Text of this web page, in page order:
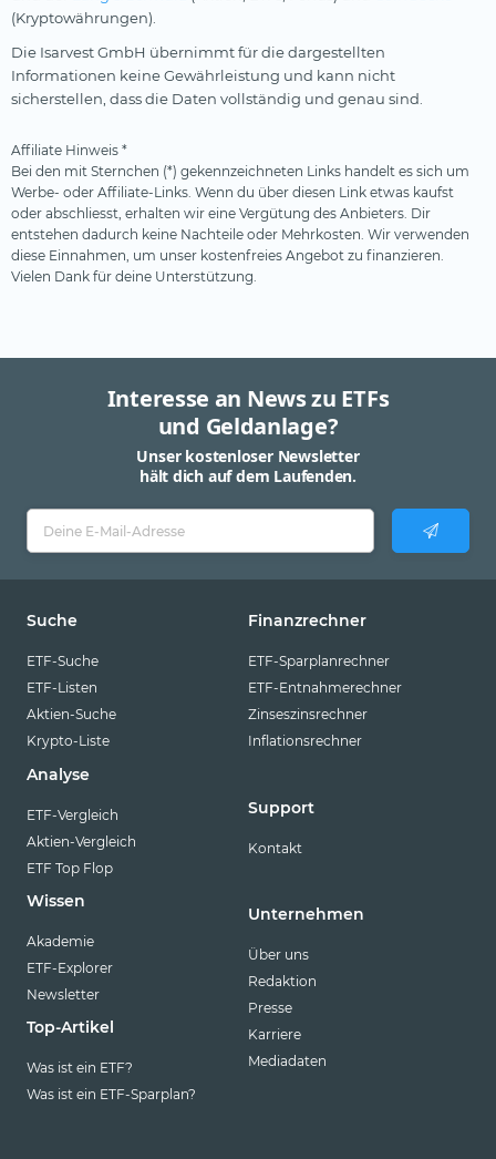
(Kryptowährungen).
Die Isarvest GmbH übernimmt für die dargestellten
Informationen keine Gewährleistung und kann nicht
sicherstellen, dass die Daten vollständig und genau sind.
Affiliate Hinweis *
Bei den mit Sternchen (*) gekennzeichneten Links handelt es sich um
Werbe- oder Affiliate-Links. Wenn du über diesen Link etwas kaufst
oder abschliesst, erhalten wir eine Vergütung des Anbieters. Dir
entstehen dadurch keine Nachteile oder Mehrkosten. Wir verwenden
diese Einnahmen, um unser kostenfreies Angebot zu finanzieren.
Vielen Dank für deine Unterstützung.
Interesse an News zu ETFs
und Geldanlage?
Unser kostenloser Newsletter
hält dich auf dem Laufenden.
Suche
ETF-Suche
ETF-Listen
Aktien-Suche
Krypto-Liste
Analyse
ETF-Vergleich
Aktien-Vergleich
ETF Top Flop
Wissen
Akademie
ETF-Explorer
Newsletter
Top-Artikel
Was ist ein ETF?
Was ist ein ETF-Sparplan?
Finanzrechner
ETF-Sparplanrechner
ETF-Entnahmerechner
Zinseszinsrechner
Inflationsrechner
Support
Kontakt
Unternehmen
Über uns
Redaktion
Presse
Karriere
Mediadaten